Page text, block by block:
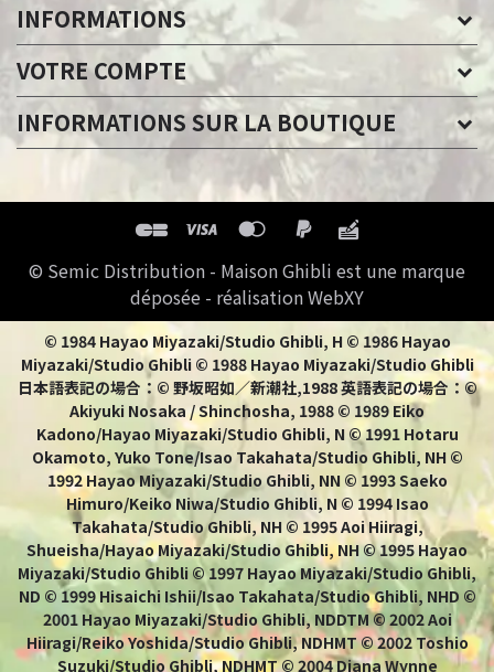
INFORMATIONS
VOTRE COMPTE
INFORMATIONS SUR LA BOUTIQUE
© Semic Distribution - Maison Ghibli est une marque
déposée - réalisation WebXY
© 1984 Hayao Miyazaki/Studio Ghibli, H © 1986 Hayao
Miyazaki/Studio Ghibli © 1988 Hayao Miyazaki/Studio Ghibli
日本語表記の場合：© 野坂昭如／新潮社,1988 英語表記の場合：©
Akiyuki Nosaka / Shinchosha, 1988 © 1989 Eiko
Kadono/Hayao Miyazaki/Studio Ghibli, N © 1991 Hotaru
Okamoto, Yuko Tone/Isao Takahata/Studio Ghibli, NH ©
1992 Hayao Miyazaki/Studio Ghibli, NN © 1993 Saeko
Himuro/Keiko Niwa/Studio Ghibli, N © 1994 Isao
Takahata/Studio Ghibli, NH © 1995 Aoi Hiiragi,
Shueisha/Hayao Miyazaki/Studio Ghibli, NH © 1995 Hayao
Miyazaki/Studio Ghibli © 1997 Hayao Miyazaki/Studio Ghibli,
ND © 1999 Hisaichi Ishii/Isao Takahata/Studio Ghibli, NHD ©
2001 Hayao Miyazaki/Studio Ghibli, NDDTM © 2002 Aoi
Hiiragi/Reiko Yoshida/Studio Ghibli, NDHMT © 2002 Toshio
Suzuki/Studio Ghibli, NDHMT © 2004 Diana Wynne